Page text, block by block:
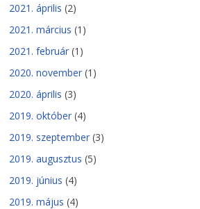
2021. április (2)
2021. március (1)
2021. február (1)
2020. november (1)
2020. április (3)
2019. október (4)
2019. szeptember (3)
2019. augusztus (5)
2019. június (4)
2019. május (4)